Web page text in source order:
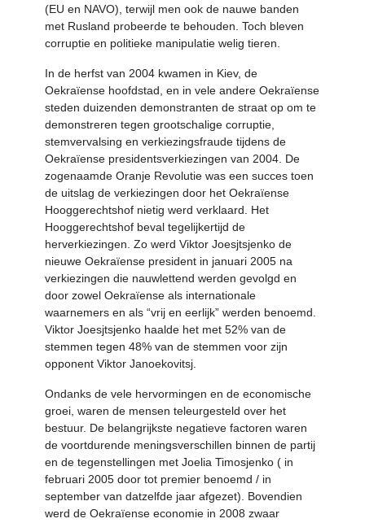
(EU en NAVO), terwijl men ook de nauwe banden
met Rusland probeerde te behouden. Toch bleven
corruptie en politieke manipulatie welig tieren.
In de herfst van 2004 kwamen in Kiev, de
Oekraïense hoofdstad, en in vele andere Oekraïense
steden duizenden demonstranten de straat op om te
demonstreren tegen grootschalige corruptie,
stemvervalsing en verkiezingsfraude tijdens de
Oekraïense presidentsverkiezingen van 2004. De
zogenaamde Oranje Revolutie was een succes toen
de uitslag de verkiezingen door het Oekraïense
Hooggerechtshof nietig werd verklaard. Het
Hooggerechtshof beval tegelijkertijd de
herverkiezingen. Zo werd Viktor Joesjtsjenko de
nieuwe Oekraïense president in januari 2005 na
verkiezingen die nauwlettend werden gevolgd en
door zowel Oekraïense als internationale
waarnemers en als “vrij en eerlijk” werden benoemd.
Viktor Joesjtsjenko haalde het met 52% van de
stemmen tegen 48% van de stemmen voor zijn
opponent Viktor Janoekovitsj.
Ondanks de vele hervormingen en de economische
groei, waren de mensen teleurgesteld over het
bestuur. De belangrijkste negatieve factoren waren
de voortdurende meningsverschillen binnen de partij
en de tegenstellingen met Joelia Timosjenko ( in
februari 2005 door tot premier benoemd / in
september van datzelfde jaar afgezet). Bovendien
werd de Oekraïense economie in 2008 zwaar